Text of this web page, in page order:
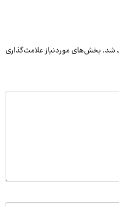
شد. بخش‌های موردنیاز علامت‌گذاری